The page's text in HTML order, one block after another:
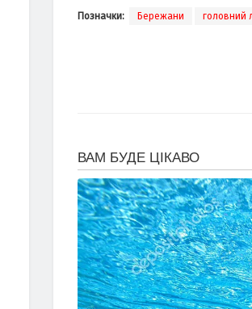
Позначки: Бережани головний